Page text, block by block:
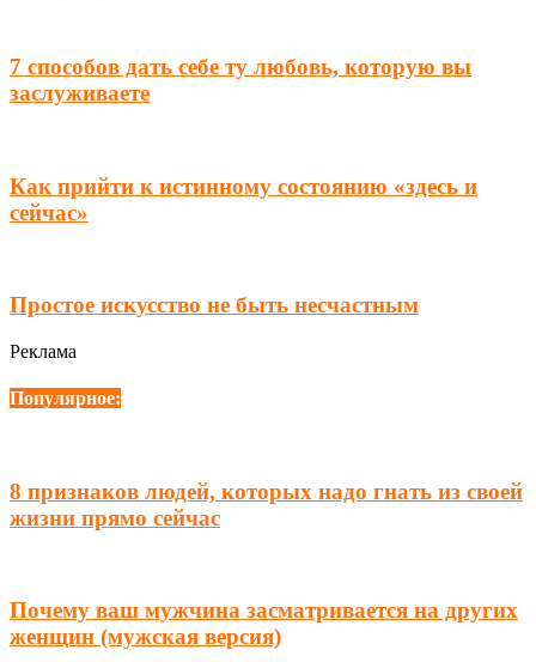
7 способов дать себе ту любовь, которую вы
заслуживаете
Как прийти к истинному состоянию «здесь и
сейчас»
Простое искусство не быть несчастным
Реклама
Популярное:
8 признаков людей, которых надо гнать из своей
жизни прямо сейчас
Почему ваш мужчина засматривается на других
женщин (мужская версия)